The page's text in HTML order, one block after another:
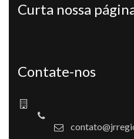
Curta nossa
Contate-nos